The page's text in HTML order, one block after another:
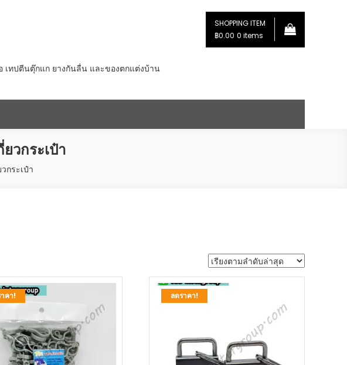
ทปตีนตุ๊กแก ยางกันลื่น และของตกแต่งบ้าน
SHOPPING ITEM
฿0.00 0 items
วกระเป๋า
กระเป๋า
คา! ลดราคา!